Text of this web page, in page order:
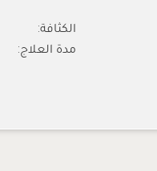
الكثافة:
مدة العلاج: